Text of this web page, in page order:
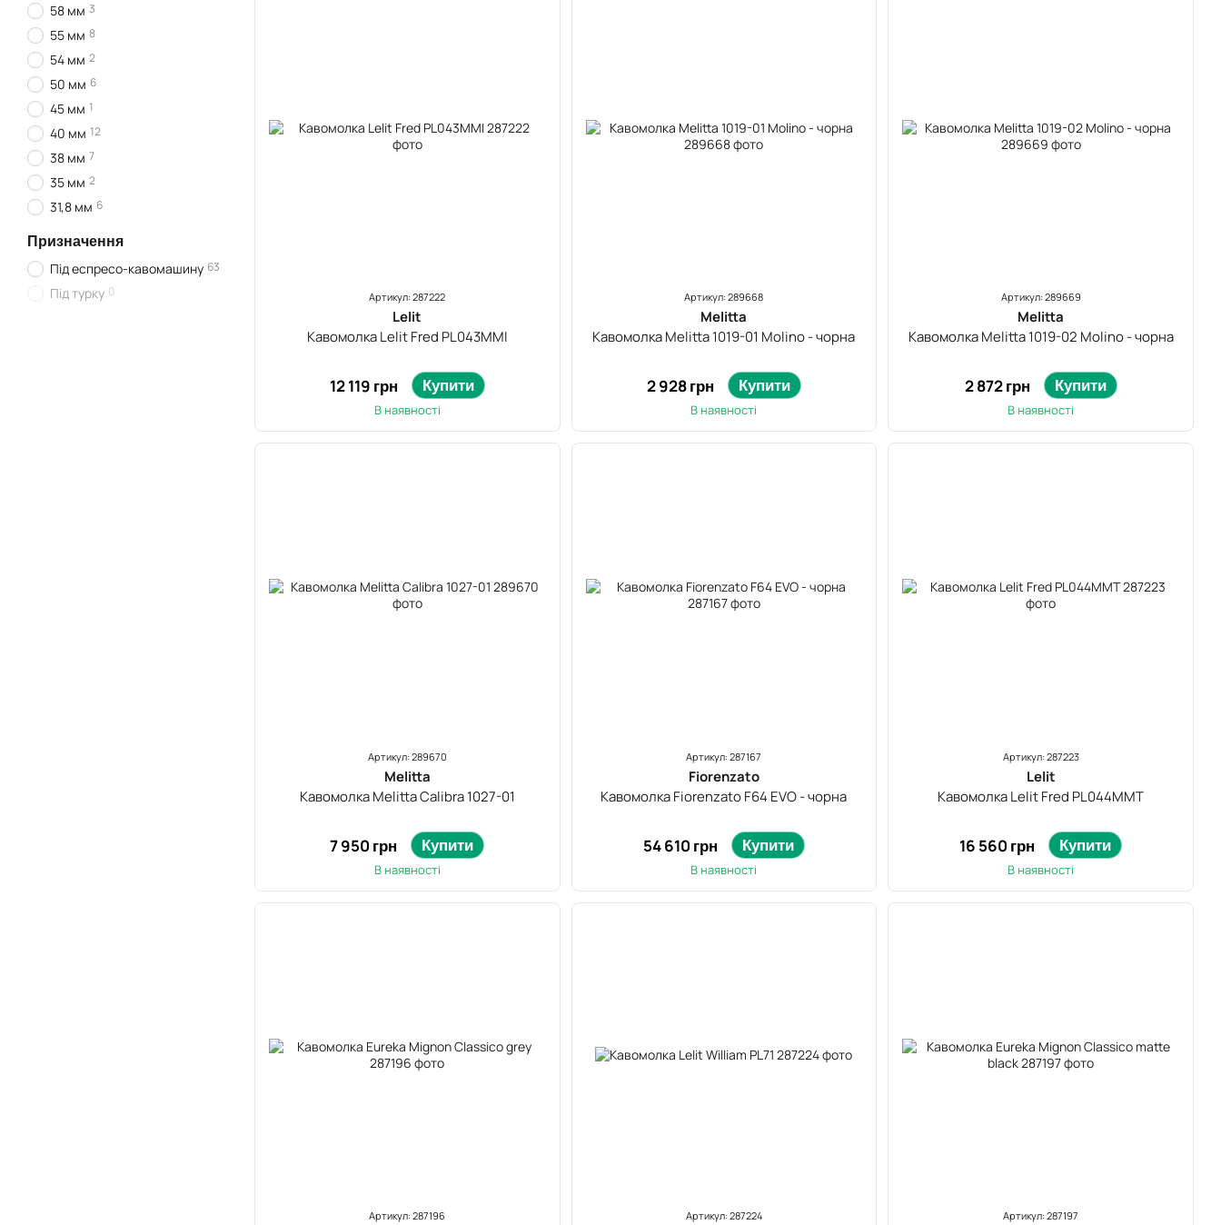
Артикул: 287222
Lelit
Кавомолка Lelit Fred PL043MMI
12 119 грн Купити
В наявності
Артикул: 289668
Melitta
Кавомолка Melitta 1019-01 Molino - чорна
2 928 грн Купити
В наявності
Артикул: 289669
Melitta
Кавомолка Melitta 1019-02 Molino - чорна
2 872 грн Купити
В наявності
Артикул: 289670
Melitta
Кавомолка Melitta Calibra 1027-01
7 950 грн Купити
В наявності
Артикул: 287167
Fiorenzato
Кавомолка Fiorenzato F64 EVO - чорна
54 610 грн Купити
В наявності
Артикул: 287223
Lelit
Кавомолка Lelit Fred PL044MMT
16 560 грн Купити
В наявності
Артикул: 287196 Артикул: 287224 Артикул: 287197
58 мм 3
55 мм 8
54 мм 2
50 мм 6
45 мм 1
40 мм 12
38 мм 7
35 мм 2
31,8 мм 6
Призначення
Під еспресо-кавомашину 63
Під турку 0